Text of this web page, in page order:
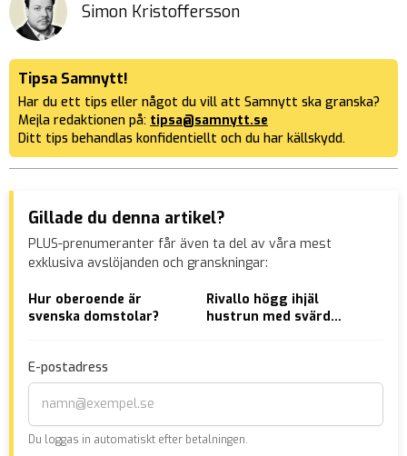
Simon Kristoffersson
Tipsa Samnytt!
Har du ett tips eller något du vill att Samnytt ska granska?
Mejla redaktionen på: tipsa@samnytt.se
Ditt tips behandlas konfidentiellt och du har källskydd.
Gillade du denna artikel?
PLUS-prenumeranter får även ta del av våra mest
exklusiva avslöjanden och granskningar:
Hur oberoende är
svenska domstolar?
Rivallo högg ihjäl
hustrun med svärd
E-postadress
Du loggas in automatiskt efter betalningen.